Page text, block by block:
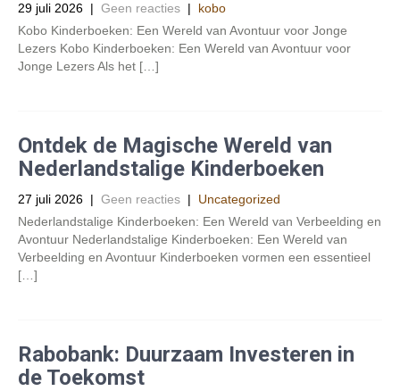
29 juli 2026 | Geen reacties | kobo
Kobo Kinderboeken: Een Wereld van Avontuur voor Jonge
Lezers Kobo Kinderboeken: Een Wereld van Avontuur voor
Jonge Lezers Als het […]
Ontdek de Magische Wereld van
Nederlandstalige Kinderboeken
27 juli 2026 | Geen reacties | Uncategorized
Nederlandstalige Kinderboeken: Een Wereld van Verbeelding en
Avontuur Nederlandstalige Kinderboeken: Een Wereld van
Verbeelding en Avontuur Kinderboeken vormen een essentieel
[…]
Rabobank: Duurzaam Investeren in
de Toekomst